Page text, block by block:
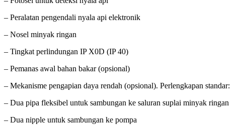
– Peralatan pengendali nyala api elektronik
– Nosel minyak ringan
– Tingkat perlindungan IP X0D (IP 40)
– Pemanas awal bahan bakar (opsional)
– Mekanisme pengapian daya rendah (opsional). Perlengkapan standar:
– Dua pipa fleksibel untuk sambungan ke saluran suplai minyak ringan
– Dua nipple untuk sambungan ke pompa